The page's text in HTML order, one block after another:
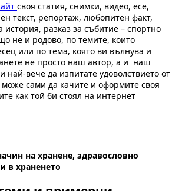
своя статия, снимки, видео, есе,
текст, репортаж, любопитен факт,
история, разказ за събитие – спортно
не и родово, по темите, които
или по тема, която ви вълнува и
не просто наш автор, а и наш
най-вече да изпитате удоволствието от
сами да качите и оформите своя
как той би стоял на интернет
на хранене, здравословно
в храненето